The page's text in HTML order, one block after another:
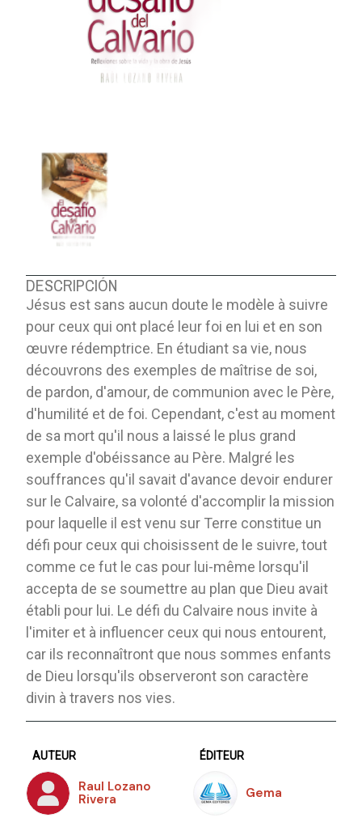
DESCRIPCIÓN
Jésus est sans aucun doute le modèle à suivre
pour ceux qui ont placé leur foi en lui et en son
œuvre rédemptrice. En étudiant sa vie, nous
découvrons des exemples de maîtrise de soi,
de pardon, d'amour, de communion avec le Père,
d'humilité et de foi. Cependant, c'est au moment
de sa mort qu'il nous a laissé le plus grand
exemple d'obéissance au Père. Malgré les
souffrances qu'il savait d'avance devoir endurer
sur le Calvaire, sa volonté d'accomplir la mission
pour laquelle il est venu sur Terre constitue un
défi pour ceux qui choisissent de le suivre, tout
comme ce fut le cas pour lui-même lorsqu'il
accepta de se soumettre au plan que Dieu avait
établi pour lui. Le défi du Calvaire nous invite à
l'imiter et à influencer ceux qui nous entourent,
car ils reconnaîtront que nous sommes enfants
de Dieu lorsqu'ils observeront son caractère
divin à travers nos vies.
AUTEUR
Raul Lozano
Rivera
ÉDITEUR
Gema